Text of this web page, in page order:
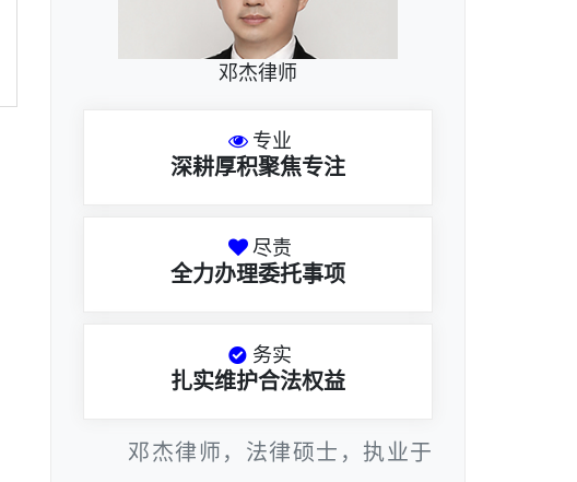
邓杰律师
专业
深耕厚积聚焦专注
尽责
全力办理委托事项
务实
扎实维护合法权益
邓杰律师，法律硕士，执业于